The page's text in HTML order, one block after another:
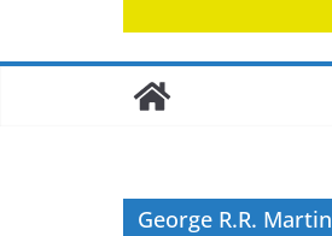
George R.R. Martin